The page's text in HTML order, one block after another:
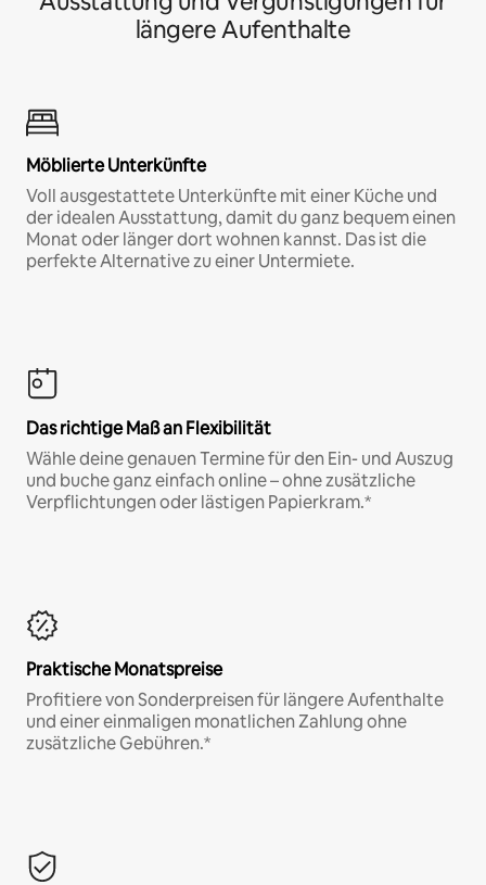
längere Aufenthalte
Möblierte Unterkünfte
Voll ausgestattete Unterkünfte mit einer Küche und
der idealen Ausstattung, damit du ganz bequem einen
Monat oder länger dort wohnen kannst. Das ist die
perfekte Alternative zu einer Untermiete.
Das richtige Maß an Flexibilität
Wähle deine genauen Termine für den Ein- und Auszug
und buche ganz einfach online – ohne zusätzliche
Verpflichtungen oder lästigen Papierkram.*
Praktische Monatspreise
Profitiere von Sonderpreisen für längere Aufenthalte
und einer einmaligen monatlichen Zahlung ohne
zusätzliche Gebühren.*